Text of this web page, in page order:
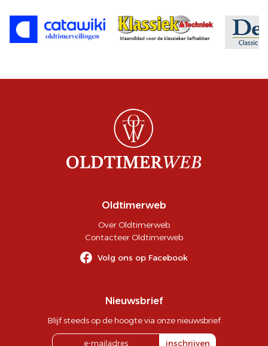
Oldtimerweb
Over Oldtimerweb
Contacteer Oldtimerweb
Volg ons op Facebook
Nieuwsbrief
Blijf steeds op de hoogte via onze nieuwsbrief
inschrijven